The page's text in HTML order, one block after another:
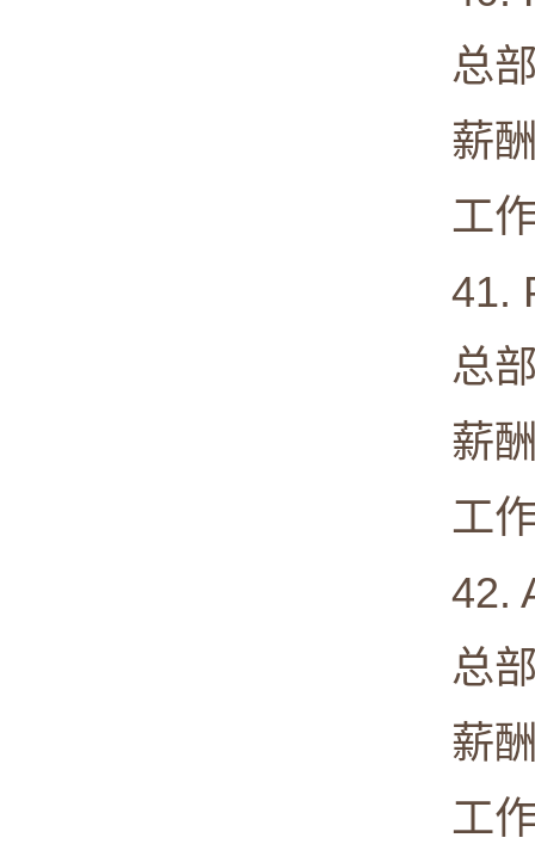
总部:
薪酬
工作
41.
总部:
薪酬
工作
42.
总部:
薪酬
工作